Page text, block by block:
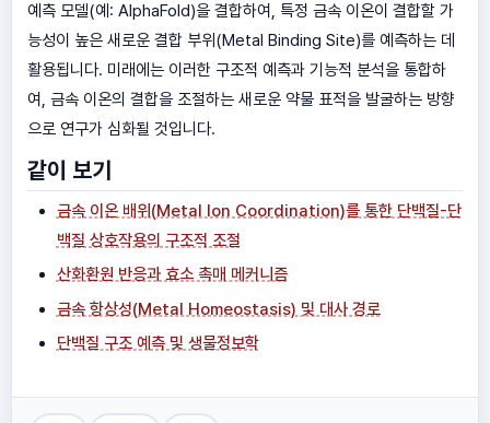
예측 모델(예: AlphaFold)을 결합하여, 특정 금속 이온이 결합할 가
능성이 높은 새로운 결합 부위(Metal Binding Site)를 예측하는 데
활용됩니다. 미래에는 이러한 구조적 예측과 기능적 분석을 통합하
여, 금속 이온의 결합을 조절하는 새로운 약물 표적을 발굴하는 방향
으로 연구가 심화될 것입니다.
같이 보기
금속 이온 배위(Metal Ion Coordination)를 통한 단백질-단
백질 상호작용의 구조적 조절
산화환원 반응과 효소 촉매 메커니즘
금속 항상성(Metal Homeostasis) 및 대사 경로
단백질 구조 예측 및 생물정보학